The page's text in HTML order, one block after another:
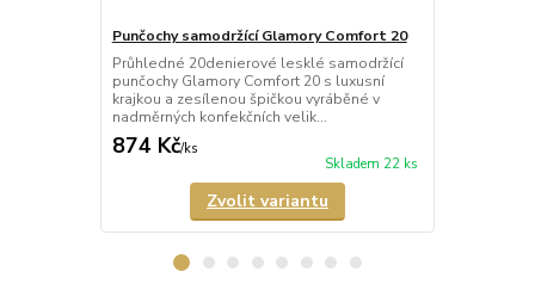
Punčochy samodržící Glamory Comfort 20
Průhledné 20denierové lesklé samodržící
punčochy Glamory Comfort 20 s luxusní
krajkou a zesílenou špičkou vyráběné v
nadměrných konfekčních velik...
874 Kč/ks
Skladem 22 ks
Zvolit variantu